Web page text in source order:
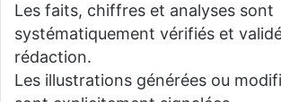
Les faits, chiffres et analyses sont
systématiquement vérifiés et
rédaction.
Les illustrations générées ou